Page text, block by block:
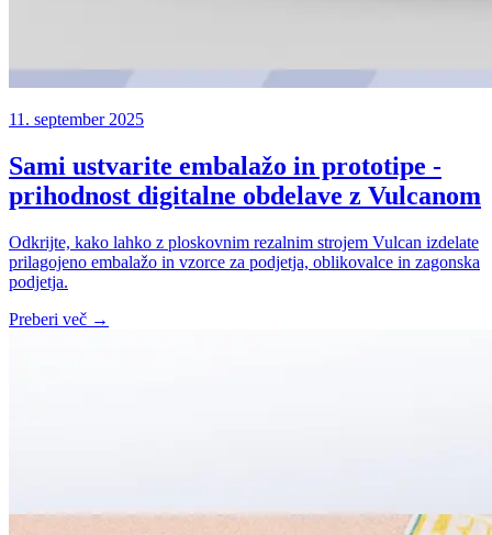
11. september 2025
Sami ustvarite embalažo in prototipe -
prihodnost digitalne obdelave z Vulcanom
Odkrijte, kako lahko z ploskovnim rezalnim strojem Vulcan izdelate
prilagojeno embalažo in vzorce za podjetja, oblikovalce in zagonska
podjetja.
Preberi več →